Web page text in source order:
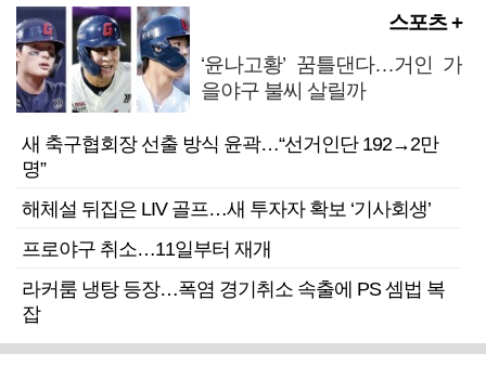
스포츠 +
‘윤나고황’ 꿈틀댄다…거인 가
을야구 불씨 살릴까
새 축구협회장 선출 방식 윤곽…“선거인단 192→2만
명”
해체설 뒤집은 LIV 골프…새 투자자 확보 ‘기사회생’
프로야구 취소…11일부터 재개
라커룸 냉탕 등장…폭염 경기취소 속출에 PS 셈법 복
잡